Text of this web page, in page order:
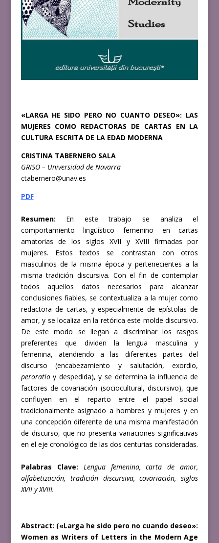
«LARGA HE SIDO PERO NO CUANTO DESEO»: LAS
MUJERES COMO REDACTORAS DE CARTAS EN LA
CULTURA ESCRITA DE LA EDAD MODERNA
CRISTINA TABERNERO SALA
GRISO – Universidad de Navarra
ctabernero@unav.es
PDF
Resumen: En este trabajo se analiza el
comportamiento lingüístico femenino encartas
amatorias de los siglos XVII y XVIII firmadas por
mujeres. Estos textos se contrastan con otros
masculinos de la misma época y pertenecientes a la
mismatradición discursiva. Con el fin de contemplar
todos aquellos datos necesarios paraalcanzar
conclusiones fiables, se contextualiza a la mujer como
redactora de cartas, y especialmente de epístolas de
amor, y se localiza en la retórica este moldediscursivo.
De este modo se llegan a discriminar los rasgos
preferentes que dividen la lengua masculina y
femenina, atendiendo a las diferentes partes del
discurso(encabezamiento y salutación, exordio,
peroratioy despedida), y se determina la influencia de
factores de covariación (sociocultural, discursivo), que
confluyen en el reparto entre el papel social
tradicionalmente asignado a hombres y mujeres y en
una concepción diferente de una misma manifestación
de discurso, que no presentavariaciones significativas
en el eje cronológico de las dos centurias consideradas.
Palabras Clave:
Lengua femenina, carta de amor,
alfabetización, tradición discursiva, covariación, siglos
XVII y XVIII.
Abstract: («Larga he sido pero no cuando deseo»:
Women as Writers of Letters in the Modern Age